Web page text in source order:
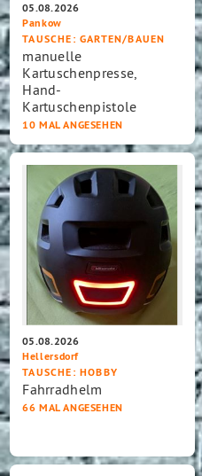
05.08.2026
Pankow
TAUSCHE: GARTEN/BAUEN
manuelle
Kartuschenpresse,
Hand-
Kartuschenpistole
10 MAL ANGESEHEN
05.08.2026
Hellersdorf
TAUSCHE: HOBBY
Fahrradhelm
66 MAL ANGESEHEN